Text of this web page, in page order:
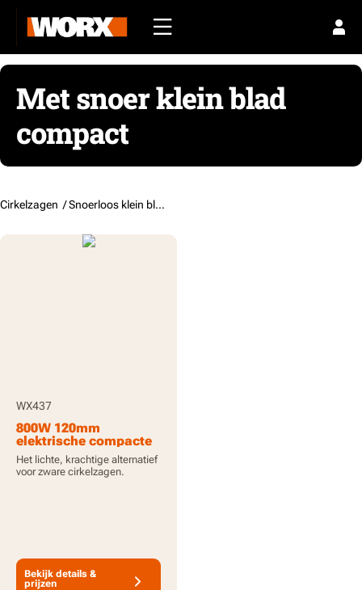
Met snoer klein blad
compact
Cirkelzagen / Snoerloos klein blad compact
WX437
800W 120mm
elektrische compacte
handzaag Worxsaw XL
Het lichte, krachtige alternatief
voor zware cirkelzagen.
Bekijk details &
prijzen